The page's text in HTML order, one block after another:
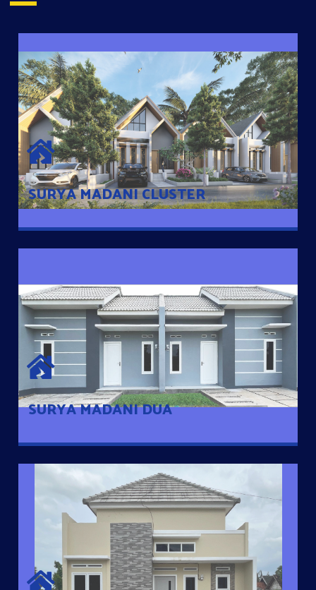
SURYA MADANI CLUSTER
SURYA MADANI CLUSTER
Desain Modern Minimalis dengan Konsep Rumah Pintar
Sehingga Memudahkan Penghuni mengakses rumahnya
dengan Ponsel
SURYA MADANI DUA
SURYA MADANI DUA
Satu-satunya Hunian nyaman dengan harga subsidi hanya 100
jutaan dengan lokasi strategis di Tuban
MANUNGGAL JAYA RESIDENCE
Cluster Exclusive dengan one Gate System, terdapat taman
mini dan memiliki jarak 200m dari jalan nasional serta dekat
dengan pusat kota